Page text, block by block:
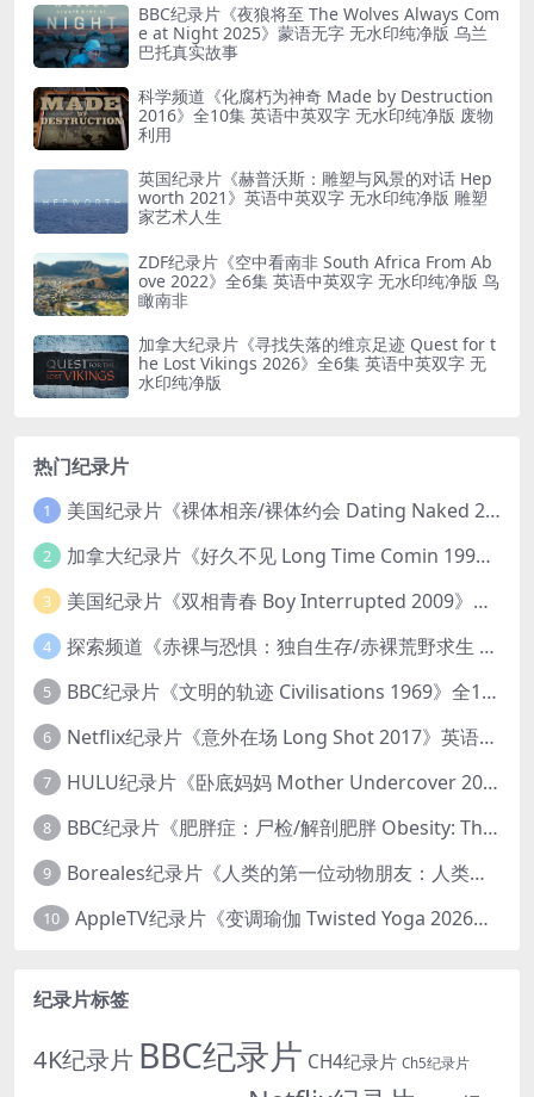
BBC纪录片《夜狼将至 The Wolves Always Com
e at Night 2025》蒙语无字 无水印纯净版 乌兰
巴托真实故事
科学频道《化腐朽为神奇 Made by Destruction
2016》全10集 英语中英双字 无水印纯净版 废物
利用
英国纪录片《赫普沃斯：雕塑与风景的对话 Hep
worth 2021》英语中英双字 无水印纯净版 雕塑
家艺术人生
ZDF纪录片《空中看南非 South Africa From Ab
ove 2022》全6集 英语中英双字 无水印纯净版 鸟
瞰南非
加拿大纪录片《寻找失落的维京足迹 Quest for t
he Lost Vikings 2026》全6集 英语中英双字 无
水印纯净版
热门纪录片
1 美国纪录片《裸体相亲/裸体约会 Dating Naked 2014-2016》第1-3季全33集 英语中英双字 无水印纯净版 1080P/MKV/85.6G 裸体相亲真人秀
2 加拿大纪录片《好久不见 Long Time Comin 1993》英语中英双字 官方纯净版 1080P/MKV/1G 女同性艺术家
3 美国纪录片《双相青春 Boy Interrupted 2009》英语中英双字 官方纯净版 1080P/MKV/1.43G 青少年躁郁症
4 探索频道《赤裸与恐惧：独自生存/赤裸荒野求生 Naked and Afraid: Solo 2023》第一季全8集 英语中英双字 官方纯净版 高码1080P/MKV/45.4G
5 BBC纪录片《文明的轨迹 Civilisations 1969》全13集 英语中英双字 高清收藏版 1080P/MKV/64.1G 西方艺术史话
6 Netflix纪录片《意外在场 Long Shot 2017》英语中字 720P/NKV/1.06GB 美国谋杀误判案件
7 HULU纪录片《卧底妈妈 Mother Undercover 2023》全4集 英语中英双字 官方纯净版 1080P/MKV/7.6G 拯救孩子
8 BBC纪录片《肥胖症：尸检/解剖肥胖 Obesity: The Post Mortem 2016》英语中英双字 无水印纯净版 1080P/MKV/1.03G
9 Boreales纪录片《人类的第一位动物朋友：人类和狗的神奇故事 Man’s First Friend 2018》英语中英双字 1080P/MP4/1.8G 狗的神奇故事
10 AppleTV纪录片《变调瑜伽 Twisted Yoga 2026》全3集 英语中英双字 无水印纯净版 1080P/MKV/10G 瑜伽大师背后的真相
纪录片标签
4K纪录片 BBC纪录片 CH4纪录片 Ch5纪录片